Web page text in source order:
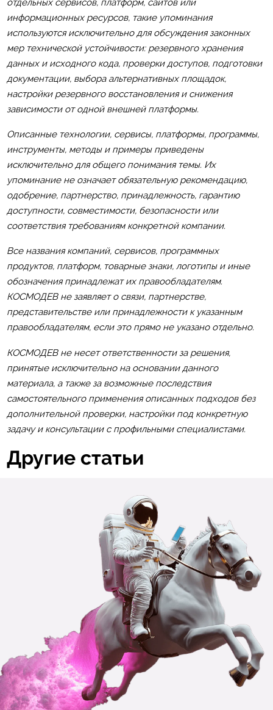
отдельных сервисов, платформ, сайтов или
информационных ресурсов, такие упоминания
используются исключительно для обсуждения законных
мер технической устойчивости: резервного хранения
данных и исходного кода, проверки доступов, подготовки
документации, выбора альтернативных площадок,
настройки резервного восстановления и снижения
зависимости от одной внешней платформы.
Описанные технологии, сервисы, платформы, программы,
инструменты, методы и примеры приведены
исключительно для общего понимания темы. Их
упоминание не означает обязательную рекомендацию,
одобрение, партнерство, принадлежность, гарантию
доступности, совместимости, безопасности или
соответствия требованиям конкретной компании.
Все названия компаний, сервисов, программных
продуктов, платформ, товарные знаки, логотипы и иные
обозначения принадлежат их правообладателям.
КОСМОДЕВ не заявляет о связи, партнерстве,
представительстве или принадлежности к указанным
правообладателям, если это прямо не указано отдельно.
КОСМОДЕВ не несет ответственности за решения,
принятые исключительно на основании данного
материала, а также за возможные последствия
самостоятельного применения описанных подходов без
дополнительной проверки, настройки под конкретную
задачу и консультации с профильными специалистами.
Другие статьи